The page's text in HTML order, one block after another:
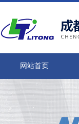
网站首页